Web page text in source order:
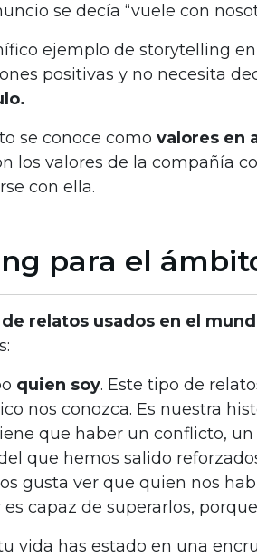
se decía “vuele con
ejemplo de storytelling
positivas y no necesita
se conoce como valores en
los valores de la compañía
con ella.
para el
relatos usados en el
quien soy. Este tipo de
nos conozca. Es nuestra
que haber un conflicto,
que hemos salido
gusta ver que quien nos
capaz de superarlos,
vida has estado en una